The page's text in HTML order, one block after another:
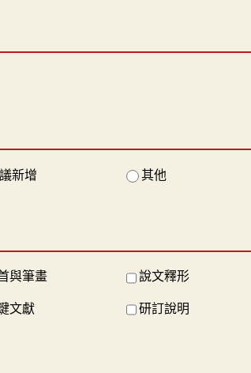
新增 其他
與筆畫 說文釋形
文獻 研訂說明